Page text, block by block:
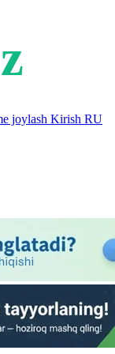
joylash Kirish RU